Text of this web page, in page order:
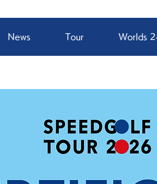
News Tour Worlds